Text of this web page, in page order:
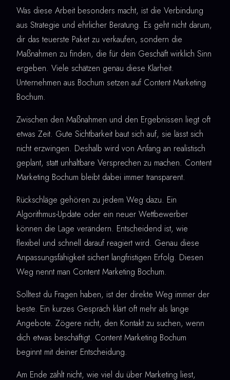
Was diese Arbeit besonders macht, ist die Verbindung
aus Strategie und ehrlicher Beratung. Es geht nicht darum,
dir das teuerste Paket zu verkaufen, sondern die
Maßnahmen zu finden, die für dein Geschäft wirklich Sinn
ergeben. Viele schätzen genau diese Klarheit.
Unternehmen aus Bochum setzen auf Content Marketing
Bochum.
Zwischen den Maßnahmen und den Ergebnissen liegt oft
etwas Zeit. Gute Sichtbarkeit baut sich auf, sie lässt sich
nicht erzwingen. Deshalb wird von Anfang an realistisch
geplant, statt unhaltbare Versprechen zu machen. Content
Marketing Bochum bleibt dabei immer transparent.
Rückschläge gehören zu jedem Weg dazu. Ein
Algorithmus-Update oder ein neuer Wettbewerber
können die Lage verändern. Entscheidend ist, wie
flexibel und schnell darauf reagiert wird. Genau diese
Anpassungsfähigkeit sichert langfristigen Erfolg. Diesen
Weg nennt man Content Marketing Bochum.
Solltest du Fragen haben, ist der direkte Weg immer der
beste. Ein kurzes Gespräch klärt oft mehr als lange
Angebote. Zögere nicht, den Kontakt zu suchen, wenn
dich etwas beschäftigt. Content Marketing Bochum
beginnt mit deiner Entscheidung.
Am Ende zählt nicht, wie viel du über Marketing liest,